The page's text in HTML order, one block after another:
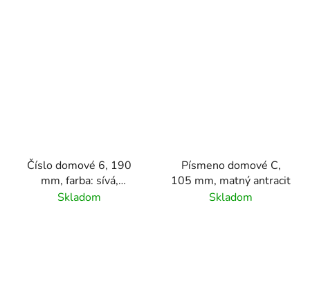
Číslo domové 6, 190
mm, farba: sívá,
materiál hliník
Skladom
Písmeno domové C,
105 mm, matný antracit
Skladom